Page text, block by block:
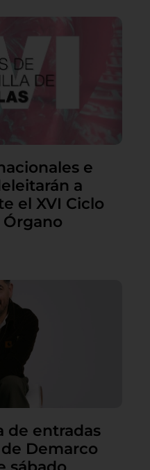
e
a
el XVI Ciclo
de entradas
Demarco